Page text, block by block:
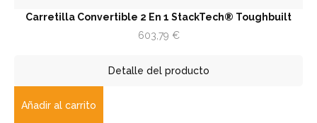
Carretilla Convertible 2 En 1 StackTech® Toughbuilt
603,79€
Detalle del producto
Añadir al carrito